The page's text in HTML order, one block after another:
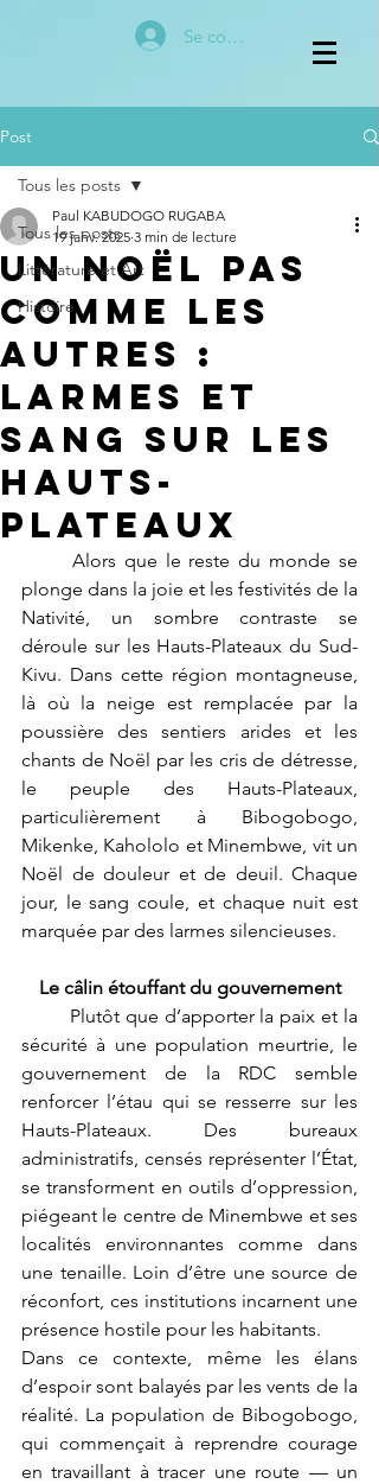
Se connecter
Post
Tous les posts
Littérature et Art
Histoire
Tous les posts
Un Noël pas
comme les
autres :
Larmes et
sang sur les
Hauts-
Plateaux
Paul KABUDOGO RUGABA
19 janv. 2025 3 min de lecture
plonge dans la joie et les festivités de la
Nativité, un sombre contraste se
déroule sur les Hauts-Plateaux du Sud-
Kivu. Dans cette région montagneuse,
là où la neige est remplacée par la
poussière des sentiers arides et les
chants de Noël par les cris de détresse,
le peuple des Hauts-Plateaux,
particulièrement à Bibogobogo,
Mikenke, Kahololo et Minembwe, vit un
Noël de douleur et de deuil. Chaque
jour, le sang coule, et chaque nuit est
marquée par des larmes silencieuses.
Le câlin étouffant du gouvernement
sécurité à une population meurtrie, le
gouvernement de la RDC semble
renforcer l’étau qui se resserre sur les
Hauts-Plateaux. Des bureaux
administratifs, censés représenter l’État,
se transforment en outils d’oppression,
piégeant le centre de Minembwe et ses
localités environnantes comme dans
une tenaille. Loin d’être une source de
réconfort, ces institutions incarnent une
présence hostile pour les habitants.
Dans ce contexte, même les élans
d’espoir sont balayés par les vents de la
réalité. La population de Bibogobogo,
qui commençait à reprendre courage
en travaillant à tracer une route — un